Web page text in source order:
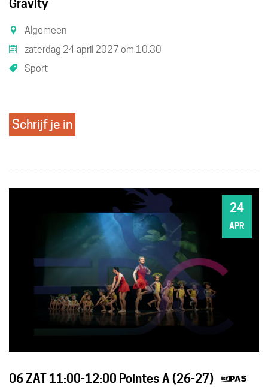
Gravity
Algemeen
zaterdag 24 april 2027 om 10:30
Sport
Schrijf je in
ZA24
APR
06 ZAT 11:00-12:00 Pointes A (26-27)